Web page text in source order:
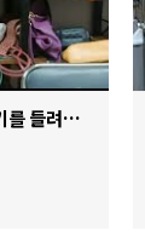
미소명품감정원의 생생한 수강 후기를 들려드립니다^^